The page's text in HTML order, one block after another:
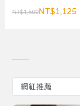
NT$1,500NT$1,125